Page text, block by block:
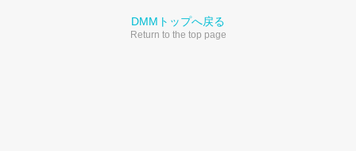
DMMトップへ戻る
Return to the top page